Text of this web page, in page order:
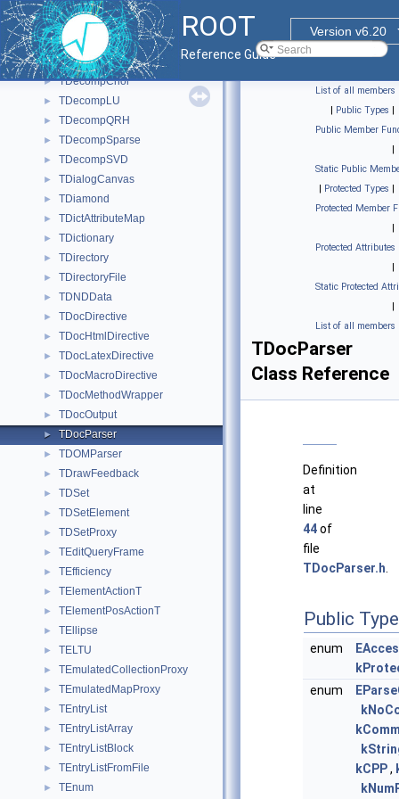
ROOT
Version v6.20
Reference Guide
► TDCacheSystem
► TDecayChannel
► TDecompBase
► TDecompBK
► TDecompChol
► TDecompLU
► TDecompQRH
► TDecompSparse
► TDecompSVD
► TDialogCanvas
► TDiamond
► TDictAttributeMap
► TDictionary
► TDirectory
► TDirectoryFile
► TDNDData
► TDocDirective
► TDocHtmlDirective
► TDocLatexDirective
► TDocMacroDirective
► TDocMethodWrapper
► TDocOutput
► TDocParser
► TDOMParser
► TDrawFeedback
► TDSet
► TDSetElement
► TDSetProxy
► TEditQueryFrame
► TEfficiency
► TElementActionT
► TElementPosActionT
► TEllipse
► TELTU
► TEmulatedCollectionProxy
► TEmulatedMapProxy
► TEntryList
► TEntryListArray
► TEntryListBlock
► TEntryListFromFile
► TEnum
List of all members
| Public Types |
Public Member
|
Static Public
| Protected Types |
Protected Member
|
Protected Attributes
|
Static Protected
|
List of all members
TDocParser
Class Reference
Definition
at
line
44of
file
TDocParser.h
Public
enum
enum
kCPP,